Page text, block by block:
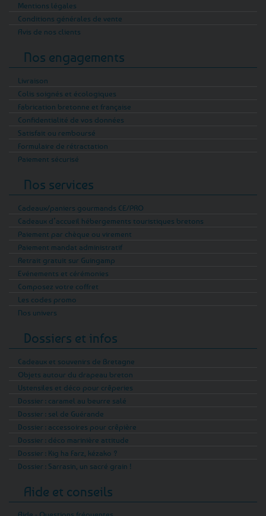
Mentions légales
Conditions générales de vente
Avis de nos clients
Nos engagements
Livraison
Colis soignés et écologiques
Fabrication bretonne et française
Confidentialité de vos données
Satisfait ou remboursé
Formulaire de rétractation
Paiement sécurisé
Nos services
Cadeaux/paniers gourmands CE/PRO
Cadeaux d’accueil hébergements touristiques bretons
Paiement par chèque ou virement
Paiement mandat administratif
Retrait gratuit sur Guingamp
Evénements et cérémonies
Composez votre coffret
Les codes promo
Nos univers
Dossiers et infos
Cadeaux et souvenirs de Bretagne
Objets autour du drapeau breton
Ustensiles et déco pour crêperies
Dossier : caramel au beurre salé
Dossier : sel de Guérande
Dossier : accessoires pour crêpière
Dossier : déco marinière attitude
Dossier : Kig ha Farz, kézako ?
Dossier : Sarrasin, un sacré grain !
Aide et conseils